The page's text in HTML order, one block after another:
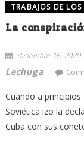
TRABAJOS DE
La
diciembre 16, 2020
Lechuga
Cuando a
Soviética izo la
Cuba con sus